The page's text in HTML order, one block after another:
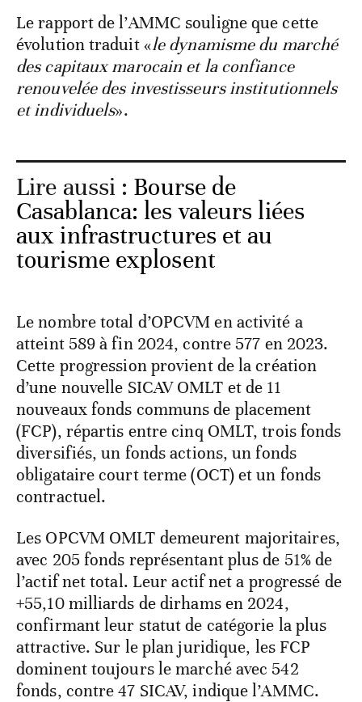
Le rapport de l’AMMC souligne que cette
évolution traduit «le dynamisme du marché
des capitaux marocain et la confiance
renouvelée des investisseurs institutionnels
et individuels».
Lire aussi : Bourse de
Casablanca: les valeurs liées
aux infrastructures et au
tourisme explosent
Le nombre total d’OPCVM en activité a
atteint 589 à fin 2024, contre 577 en 2023.
Cette progression provient de la création
d’une nouvelle SICAV OMLT et de 11
nouveaux fonds communs de placement
(FCP), répartis entre cinq OMLT, trois fonds
diversifiés, un fonds actions, un fonds
obligataire court terme (OCT) et un fonds
contractuel.
Les OPCVM OMLT demeurent majoritaires,
avec 205 fonds représentant plus de 51% de
l’actif net total. Leur actif net a progressé de
+55,10 milliards de dirhams en 2024,
confirmant leur statut de catégorie la plus
attractive. Sur le plan juridique, les FCP
dominent toujours le marché avec 542
fonds, contre 47 SICAV, indique l’AMMC.